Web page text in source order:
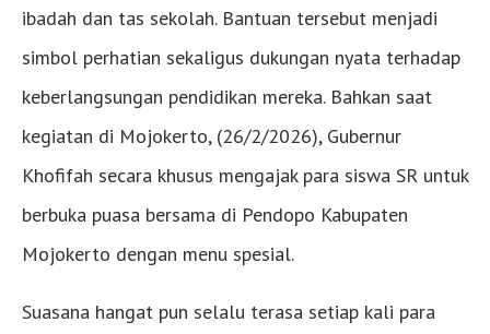
ibadah dan tas sekolah. Bantuan tersebut menjadi
simbol perhatian sekaligus dukungan nyata terhadap
keberlangsungan pendidikan mereka. Bahkan saat
kegiatan di Mojokerto, (26/2/2026), Gubernur
Khofifah secara khusus mengajak para siswa SR untuk
berbuka puasa bersama di Pendopo Kabupaten
Mojokerto dengan menu spesial.
Suasana hangat pun selalu terasa setiap kali para